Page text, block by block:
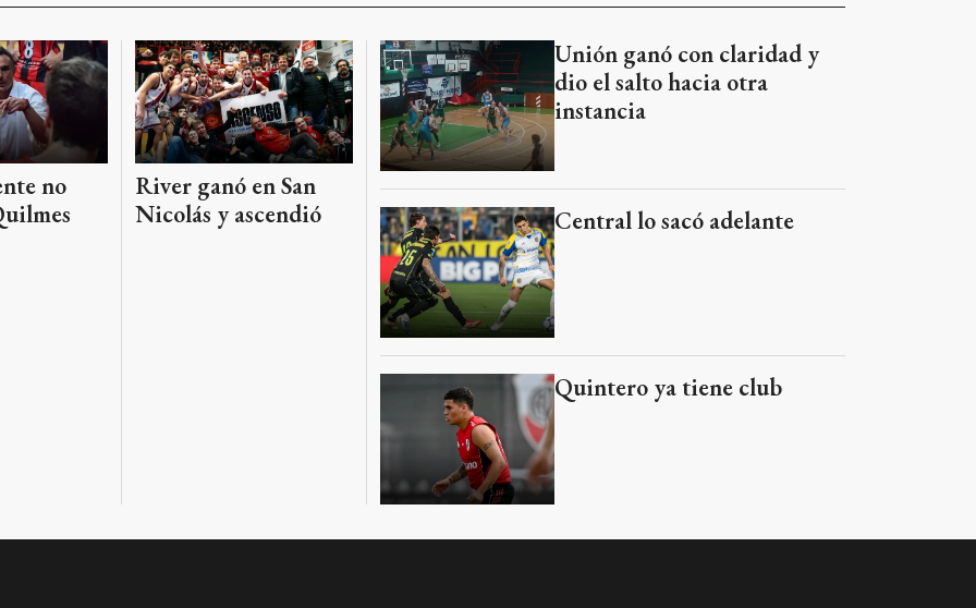
no
River ganó en San
Nicolás y ascendió
Unión ganó con claridad y
dio el salto hacia otra
instancia
Central lo sacó adelante
Quintero ya tiene club